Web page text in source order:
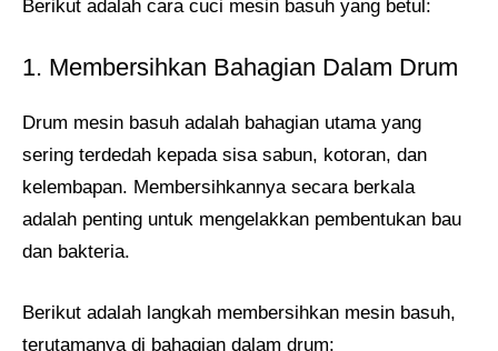
Berikut adalah cara cuci mesin basuh yang betul:
1. Membersihkan Bahagian Dalam Drum
Drum mesin basuh adalah bahagian utama yang
sering terdedah kepada sisa sabun, kotoran, dan
kelembapan. Membersihkannya secara berkala
adalah penting untuk mengelakkan pembentukan bau
dan bakteria.
Berikut adalah langkah membersihkan mesin basuh,
terutamanya di bahagian dalam drum: